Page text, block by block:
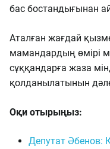
бас бостандығынан
Аталған жағдай
мамандардың өмірі
сұққандарға жаза
қолданылатынын
Оқи отырыңыз:
Депутат Әбенов: